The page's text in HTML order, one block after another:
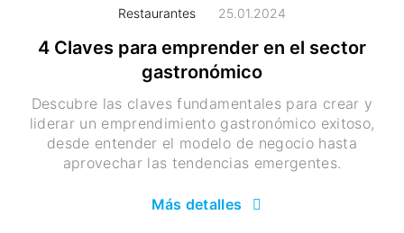
Restaurantes 25.01.2024
4 Claves para emprender en el sector
gastronómico
Descubre las claves fundamentales para crear y
liderar un emprendimiento gastronómico exitoso,
desde entender el modelo de negocio hasta
aprovechar las tendencias emergentes.
Más detalles